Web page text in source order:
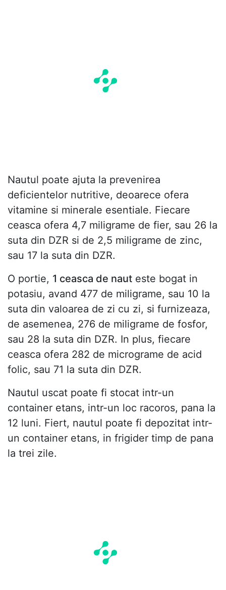
Nautul poate ajuta la prevenirea
deficientelor nutritive, deoarece ofera
vitamine si minerale esentiale. Fiecare
ceasca ofera 4,7 miligrame de fier, sau 26 la
suta din DZR si de 2,5 miligrame de zinc,
sau 17 la suta din DZR.
O portie, 1 ceasca de naut este bogat in
potasiu, avand 477 de miligrame, sau 10 la
suta din valoarea de zi cu zi, si furnizeaza,
de asemenea, 276 de miligrame de fosfor,
sau 28 la suta din DZR. In plus, fiecare
ceasca ofera 282 de micrograme de acid
folic, sau 71 la suta din DZR.
Nautul uscat poate fi stocat intr-un
container etans, intr-un loc racoros, pana la
12 luni. Fiert, nautul poate fi depozitat intr-
un container etans, in frigider timp de pana
la trei zile.